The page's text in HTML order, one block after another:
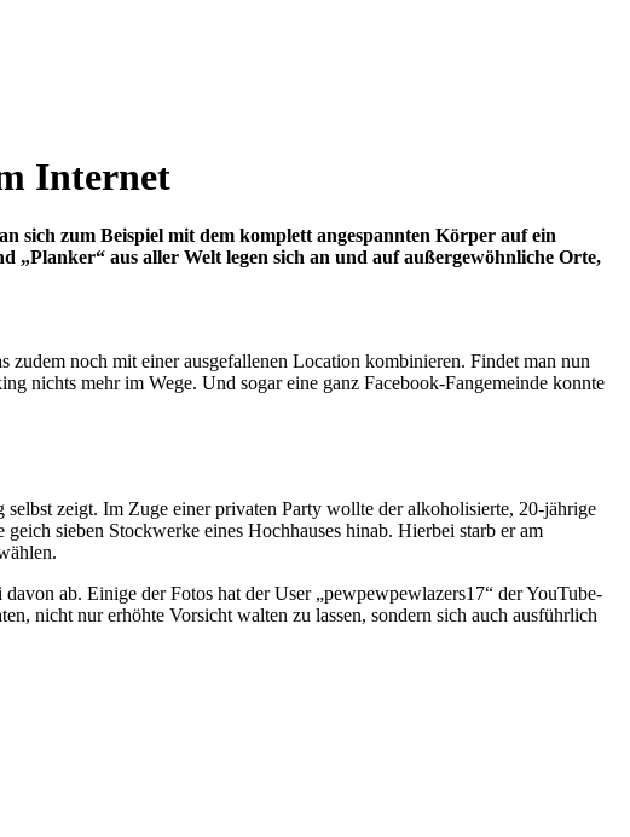
Internet
sich zum Beispiel mit dem komplett angespannten Körper auf ein
„Planker“ aus aller Welt legen sich an und auf außergewöhnliche Orte,
zudem noch mit einer ausgefallenen Location kombinieren. Findet man nun
nichts mehr im Wege. Und sogar eine ganz Facebook-Fangemeinde konnte
zeigt. Im Zuge einer privaten Party wollte der alkoholisierte, 20-jährige
sieben Stockwerke eines Hochhauses hinab. Hierbei starb er am
ab. Einige der Fotos hat der User „pewpewpewlazers17“ der YouTube-
nicht nur erhöhte Vorsicht walten zu lassen, sondern sich auch ausführlich